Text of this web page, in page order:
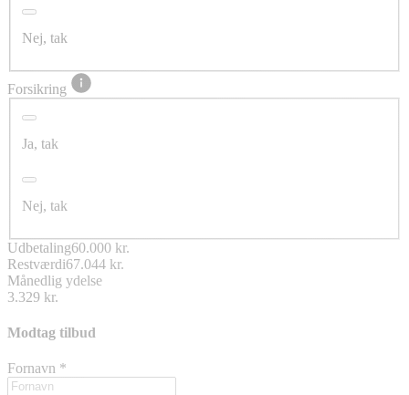
Nej, tak
Forsikring
Ja, tak
Nej, tak
Udbetaling60.000 kr.
Restværdi67.044 kr.
Månedlig ydelse
3.329 kr.
Modtag tilbud
Fornavn *